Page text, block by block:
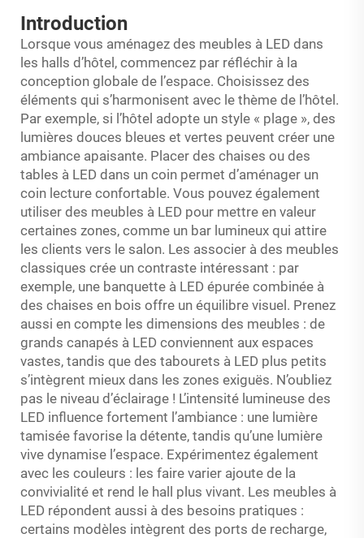
Introduction
Lorsque vous aménagez des meubles à LED dans
les halls d’hôtel, commencez par réfléchir à la
conception globale de l’espace. Choisissez des
éléments qui s’harmonisent avec le thème de l’hôtel.
Par exemple, si l’hôtel adopte un style « plage », des
lumières douces bleues et vertes peuvent créer une
ambiance apaisante. Placer des chaises ou des
tables à LED dans un coin permet d’aménager un
coin lecture confortable. Vous pouvez également
utiliser des meubles à LED pour mettre en valeur
certaines zones, comme un bar lumineux qui attire
les clients vers le salon. Les associer à des meubles
classiques crée un contraste intéressant : par
exemple, une banquette à LED épurée combinée à
des chaises en bois offre un équilibre visuel. Prenez
aussi en compte les dimensions des meubles : de
grands canapés à LED conviennent aux espaces
vastes, tandis que des tabourets à LED plus petits
s’intègrent mieux dans les zones exiguës. N’oubliez
pas le niveau d’éclairage ! L’intensité lumineuse des
LED influence fortement l’ambiance : une lumière
tamisée favorise la détente, tandis qu’une lumière
vive dynamise l’espace. Expérimentez également
avec les couleurs : les faire varier ajoute de la
convivialité et rend le hall plus vivant. Les meubles à
LED répondent aussi à des besoins pratiques :
certains modèles intègrent des ports de recharge,